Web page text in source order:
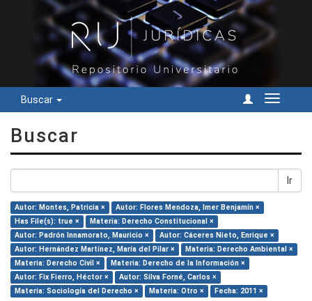
Buscar
Cambiar
Buscar
Ir
Autor: Montes, Patricia ×
Autor: Flores Mendoza, Imer Benjamín ×
Has File(s): true ×
Materia: Derecho Constitucional ×
Autor: Padrón Innamorato, Mauricio ×
Autor: Cáceres Nieto, Enrique ×
Autor: Hernández Martínez, María del Pilar ×
Materia: Derecho Ambiental ×
Materia: Derecho Civil ×
Materia: Derecho de la Información ×
Autor: Fix Fierro, Héctor ×
Autor: Silva Forné, Carlos ×
Materia: Sociología del Derecho ×
Materia: Otro × Fecha: 2011 ×